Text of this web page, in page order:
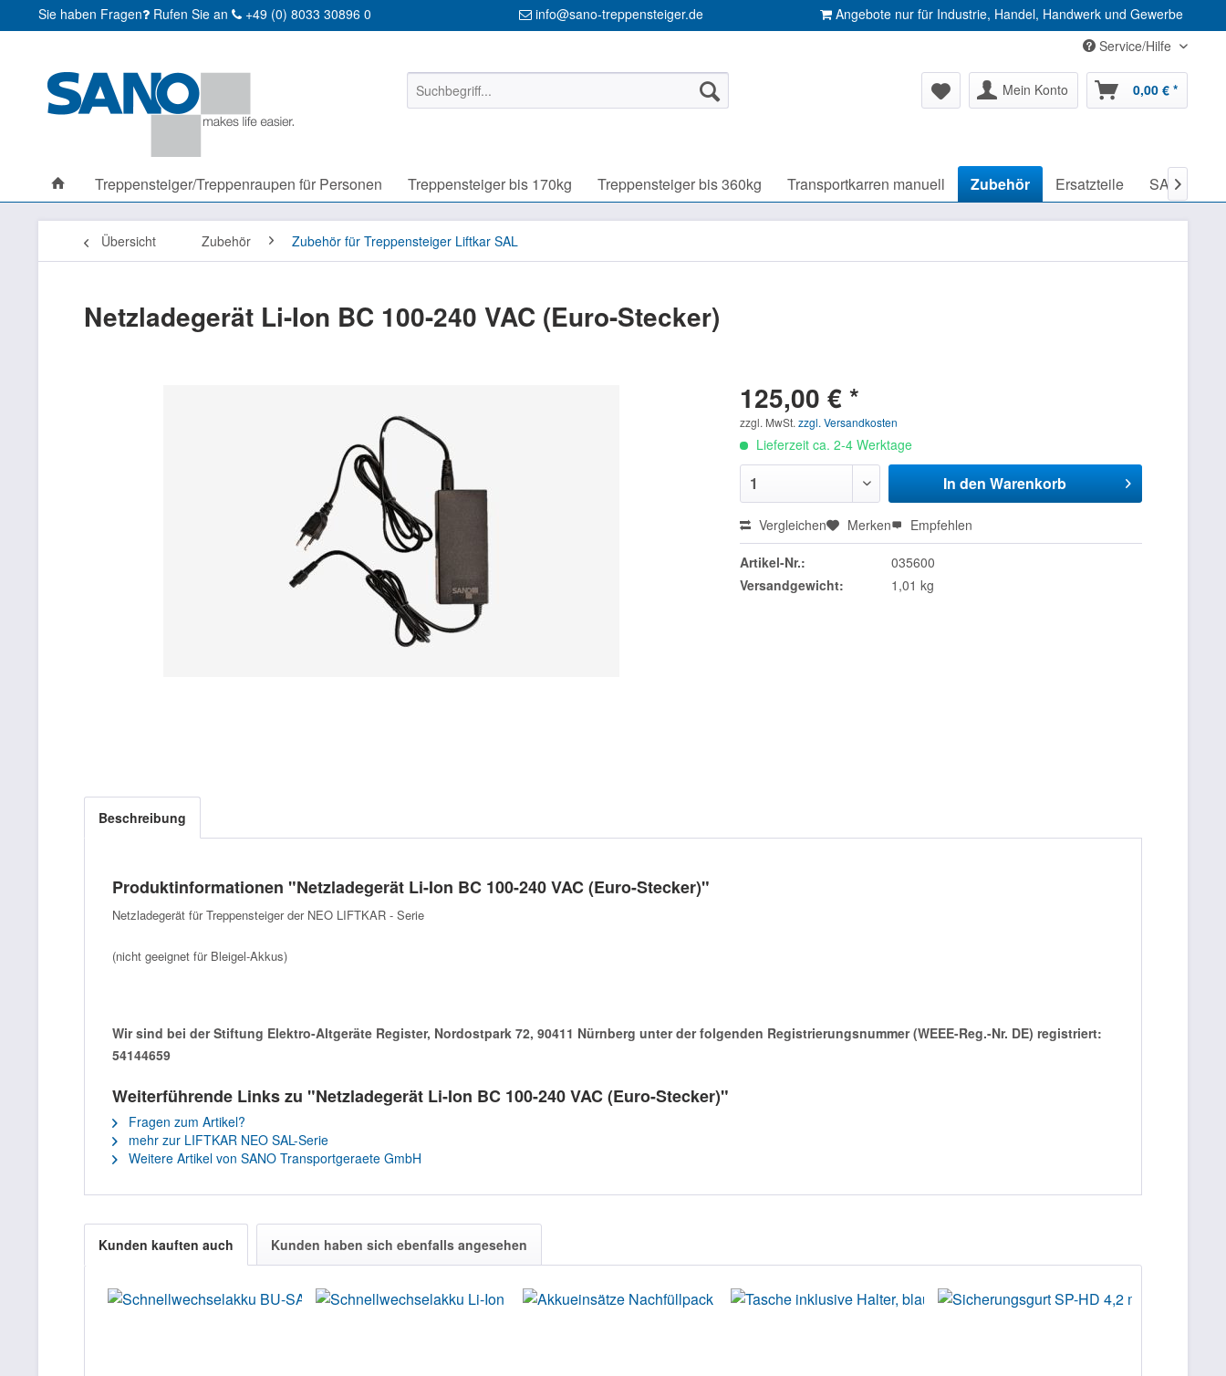
Sie haben Fragen Rufen Sie an +49 (0) 8033 30896 0 info@sano-treppensteiger.de
Angebote nur für Industrie, Handel, Handwerk und Gewerbe
Service/Hilfe
Mein Konto 0,00 € *
Treppensteiger/Treppenraupen für Personen Treppensteiger bis 170kg Treppensteiger bis 360kg Transportkarren manuell Zubehör Ersatzteile SALE %

Übersicht Zubehör Zubehör für Treppensteiger Liftkar SAL
Netzladegerät Li-Ion BC 100-240 VAC (Euro-Stecker)
125,00 € *
zzgl. MwSt.zzgl. Versandkosten
Lieferzeit ca. 2-4 Werktage
In den Warenkorb
Vergleichen Merken Empfehlen
Artikel-Nr.:
035600
Versandgewicht:
1,01 kg
Beschreibung
Produktinformationen "Netzladegerät Li-Ion BC 100-240 VAC (Euro-Stecker)"
Netzladegerät für Treppensteiger der NEO LIFTKAR - Serie
(nicht geeignet für Bleigel-Akkus)
Wir sind bei der Stiftung Elektro-Altgeräte Register, Nordostpark 72, 90411 Nürnberg unter der folgenden Registrierungsnummer (WEEE-Reg.-Nr. DE) registriert:
54144659
Weiterführende Links zu "Netzladegerät Li-Ion BC 100-240 VAC (Euro-Stecker)"
Fragen zum Artikel?
mehr zur LIFTKAR NEO SAL-Serie
Weitere Artikel von SANO Transportgeraete GmbH
Kunden kauften auch Kunden haben sich ebenfalls angesehen